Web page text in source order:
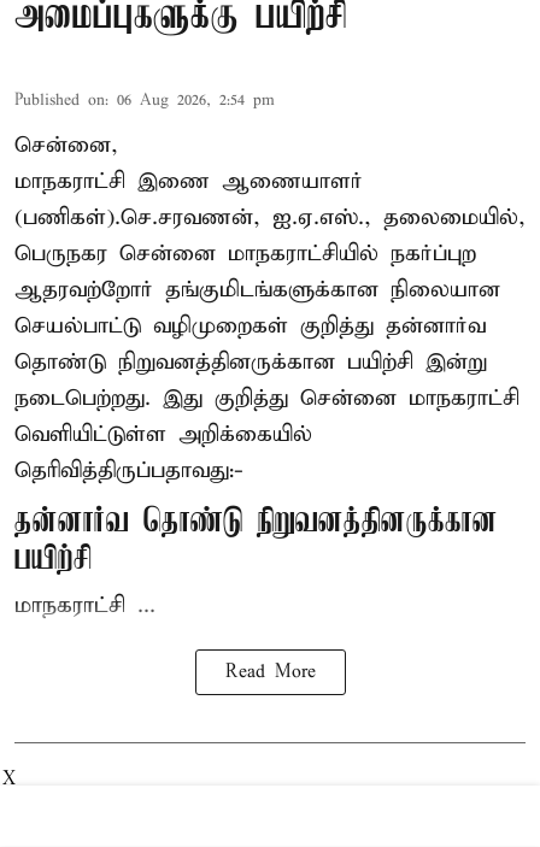
அமைப்புகளுக்கு பயிற்சி
Published on: 06 Aug 2026, 2:54 pm
சென்னை,
மாநகராட்சி இணை ஆணையாளர்
(பணிகள்).செ.சரவணன், ஐ.ஏ.எஸ்., தலைமையில்,
பெருநகர சென்னை மாநகராட்சியில் நகர்ப்புற
ஆதரவற்றோர் தங்குமிடங்களுக்கான நிலையான
செயல்பாட்டு வழிமுறைகள் குறித்து தன்னார்வ
தொண்டு நிறுவனத்தினருக்கான பயிற்சி இன்று
நடைபெற்றது. இது குறித்து சென்னை மாநகராட்சி
வெளியிட்டுள்ள அறிக்கையில்
தெரிவித்திருப்பதாவது:-
தன்னார்வ தொண்டு நிறுவனத்தினருக்கான
பயிற்சி
மாநகராட்சி ...
Read More
X